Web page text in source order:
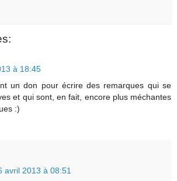
à 18:45
un don pour écrire des remarques qui se
et qui sont, en fait, encore plus méchantes
:)
avril 2013 à 08:51